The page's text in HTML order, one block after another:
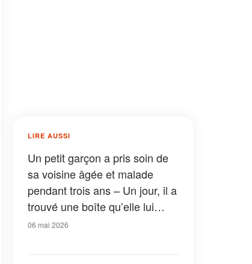
LIRE AUSSI
Un petit garçon a pris soin de
sa voisine âgée et malade
pendant trois ans – Un jour, il a
trouvé une boîte qu’elle lui
avait laissée dans sa cour
06 mai 2026